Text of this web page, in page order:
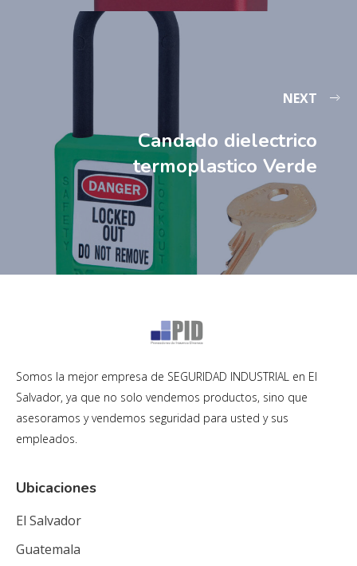
NEXT
Candado dielectrico
termoplastico Verde
Somos la mejor empresa de SEGURIDAD INDUSTRIAL en El
Salvador, ya que no solo vendemos productos, sino que
asesoramos y vendemos seguridad para usted y sus
empleados.
Ubicaciones
El Salvador
Guatemala